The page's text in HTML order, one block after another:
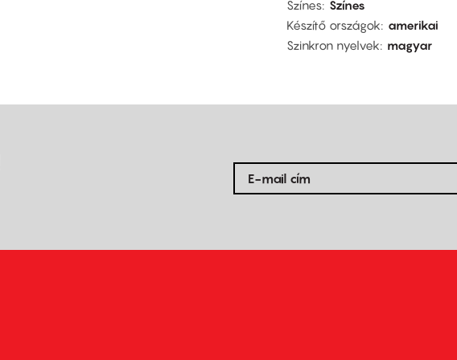
Színes Színes
Készítő országok
amerikai
Szinkron nyelvek
magyar